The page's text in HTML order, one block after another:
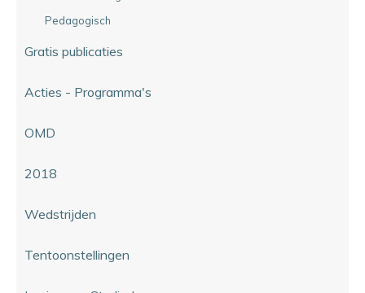
Pedagogisch
Gratis publicaties
Acties - Programma's
OMD
2018
Wedstrijden
Tentoonstellingen